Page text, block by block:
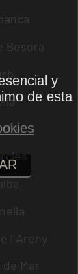
Besora
l´Areny
Mar
y
de esta